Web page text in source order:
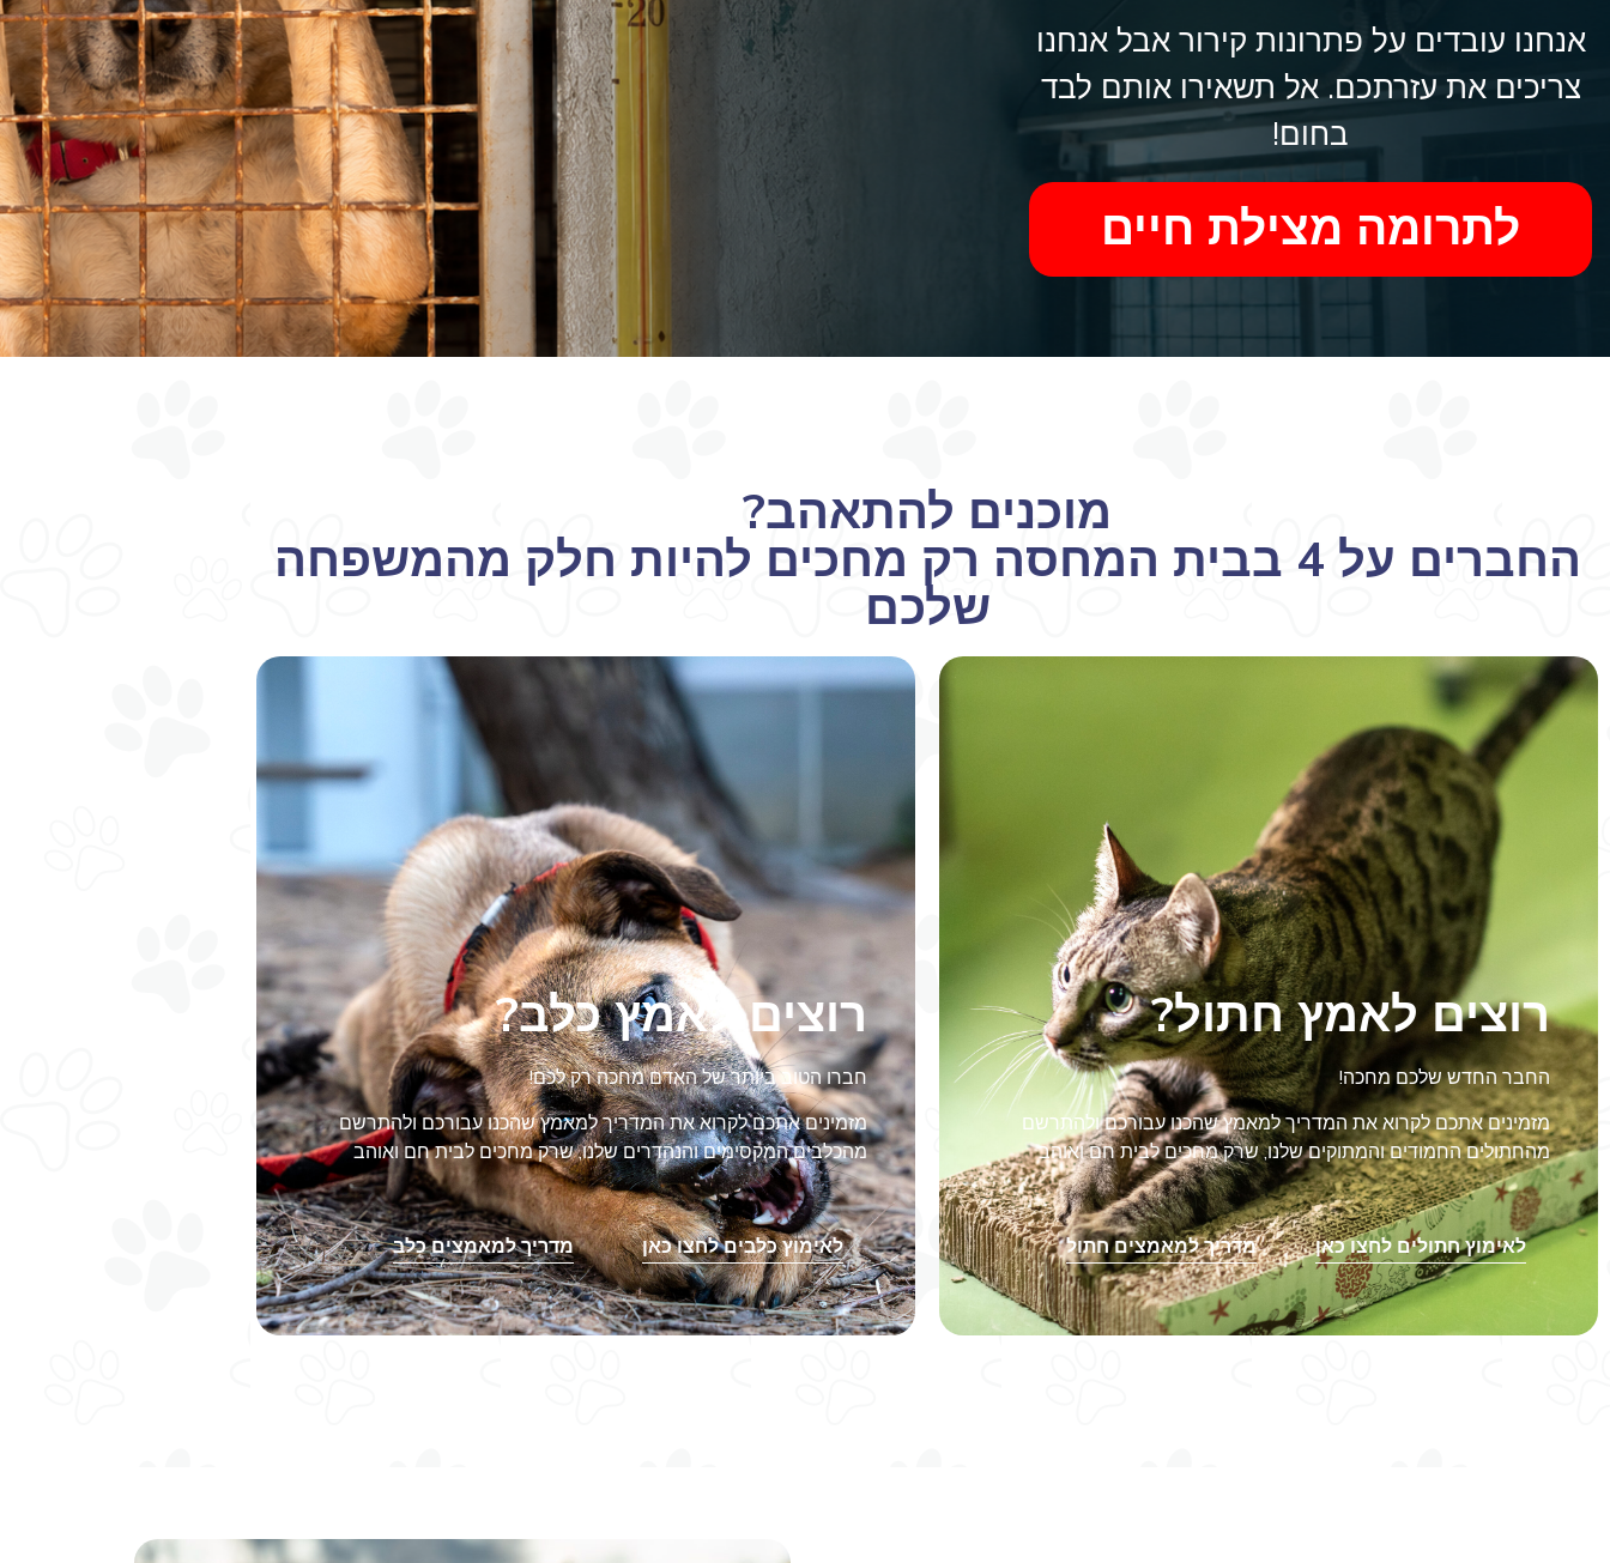
לתרומה מצילת חיים
אנחנו עובדים על פתרונות קירור אבל אנחנו
צריכים את עזרתכם. אל תשאירו אותם לבד
בחום!
מוכנים להתאהב?
החברים על 4 בבית המחסה רק מחכים להיות חלק מהמשפחה
שלכם
רוצים לאמץ חתול?
החבר החדש שלכם מחכה!
מזמינים אתכם לקרוא את המדריך למאמץ שהכנו עבורכם ולהתרשם
מהחתולים החמודים והמתוקים שלנו, שרק מחכים לבית חם ואוהב
לאימוץ חתולים לחצו כאן מדריך למאמצים חתול
רוצים לאמץ כלב?
חברו הטוב ביותר של האדם מחכה רק לכם!
מזמינים אתכם לקרוא את המדריך למאמץ שהכנו עבורכם ולהתרשם
מהכלבים המקסימים והנהדרים שלנו, שרק מחכים לבית חם ואוהב
לאימוץ כלבים לחצו כאן מדריך למאמצים כלב